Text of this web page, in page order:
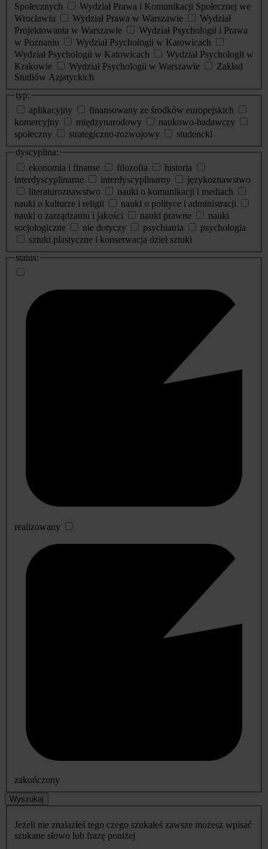
Społecznych
Wydział Prawa i Komunikacji Społecznej we
Wrocławiu
Wydział Prawa w Warszawie
Wydział
Projektowania w Warszawie
Wydział Psychologii i Prawa
w Poznaniu
Wydział Psychologii w Katowicach
Wydział Psychologii w Katowicach
Wydział Psychologii w
Krakowie
Wydział Psychologii w Warszawie
Zakład
Studiów Azjatyckich
typ:
aplikacyjny
finansowany ze środków europejskich
komercyjny
międzynarodowy
naukowo-badawczy
społeczny
strategiczno-rozwojowy
studencki
dyscyplina:
ekonomia i finanse
filozofia
historia
interdyscyplinarne
interdyscyplinarny
językoznawstwo
literaturoznawstwo
nauki o komunikacji i mediach
nauki o kulturze i religii
nauki o polityce i administracji
nauki o zarządzaniu i jakości
nauki prawne
nauki
socjologiczne
nie dotyczy psychiatria
psychologia
sztuki plastyczne i konserwacja dzieł sztuki
status:
realizowany
zakończony
Wyszukaj
Jeżeli nie znalazłeś tego czego szukałeś zawsze możesz wpisać
szukane słowo lub frazę poniżej